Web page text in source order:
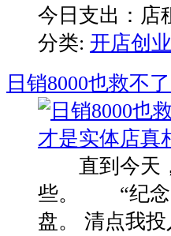
今日支出：店
分类: 开店创
日销8000也救不
直到今天，
些。 “纪念”
盘。 清点我